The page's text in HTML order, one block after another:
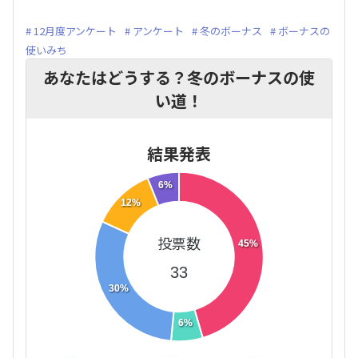
12月度アンケート アンケート 冬のボーナス
ボーナスの
使いみち
あなたはどうする？冬のボーナスの使
い道！
結果発表
45%
6%
30%
12%
6%
投票数
33